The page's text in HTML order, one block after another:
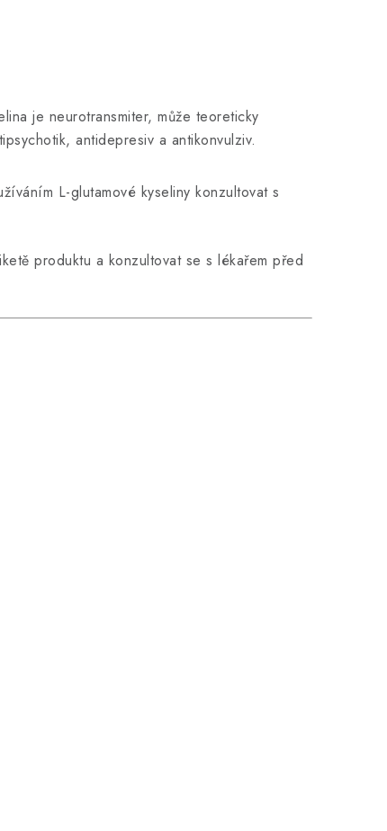
je neurotransmiter, může teoreticky
antidepresiv a antikonvulziv.
L-glutamové kyseliny konzultovat s
produktu a konzultovat se s lékařem před